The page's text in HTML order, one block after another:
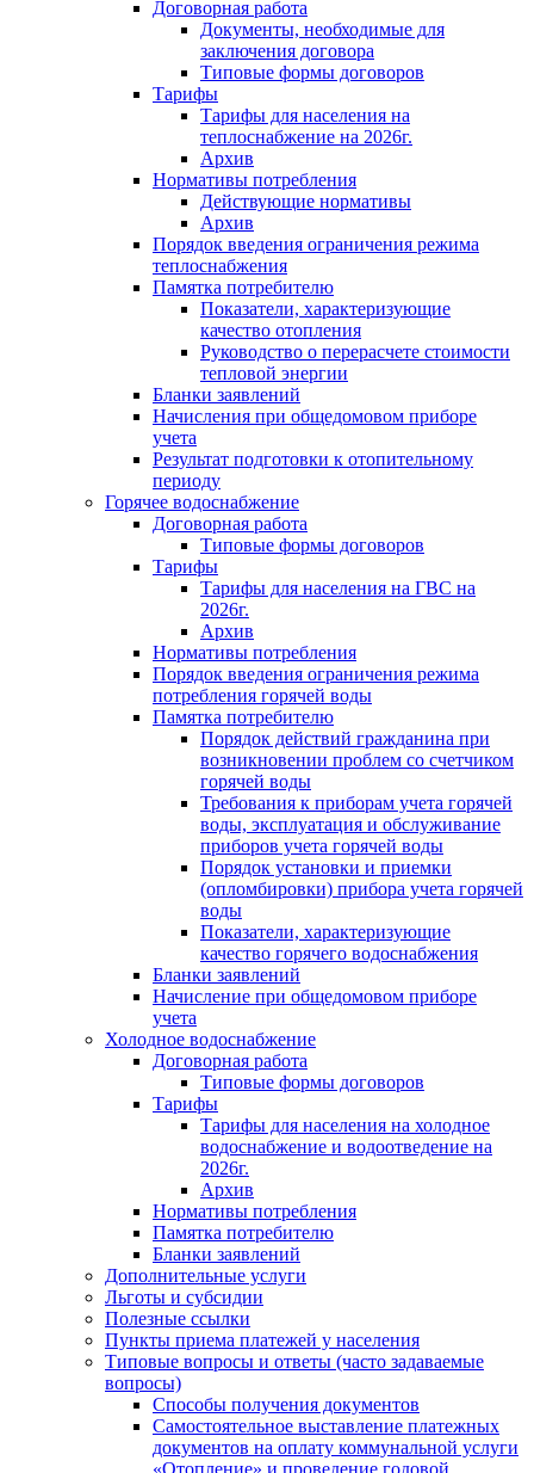
Договорная работа
Документы, необходимые для
заключения договора
Типовые формы договоров
Тарифы
Тарифы для населения на
теплоснабжение на 2026г.
Архив
Нормативы потребления
Действующие нормативы
Архив
Порядок введения ограничения режима
теплоснабжения
Памятка потребителю
Показатели, характеризующие
качество отопления
Руководство о перерасчете стоимости
тепловой энергии
Бланки заявлений
Начисления при общедомовом приборе
учета
Результат подготовки к отопительному
периоду
Горячее водоснабжение
Договорная работа
Типовые формы договоров
Тарифы
Тарифы для населения на ГВС на
2026г.
Архив
Нормативы потребления
Порядок введения ограничения режима
потребления горячей воды
Памятка потребителю
Порядок действий гражданина при
возникновении проблем со счетчиком
горячей воды
Требования к приборам учета горячей
воды, эксплуатация и обслуживание
приборов учета горячей воды
Порядок установки и приемки
(опломбировки) прибора учета горячей
воды
Показатели, характеризующие
качество горячего водоснабжения
Бланки заявлений
Начисление при общедомовом приборе
учета
Холодное водоснабжение
Договорная работа
Типовые формы договоров
Тарифы
Тарифы для населения на холодное
водоснабжение и водоотведение на
2026г.
Архив
Нормативы потребления
Памятка потребителю
Бланки заявлений
Дополнительные услуги
Льготы и субсидии
Полезные ссылки
Пункты приема платежей у населения
Типовые вопросы и ответы (часто задаваемые
вопросы)
Способы получения документов
Самостоятельное выставление платежных
документов на оплату коммунальной услуги